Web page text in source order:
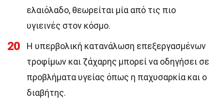
ελαιόλαδο, θεωρείται μία από τις πιο
υγιεινές στον κόσμο.
20
Η υπερβολική κατανάλωση επεξεργασμένων
τροφίμων και ζάχαρης μπορεί να οδηγήσει σε
προβλήματα υγείας όπως η παχυσαρκία και ο
διαβήτης.